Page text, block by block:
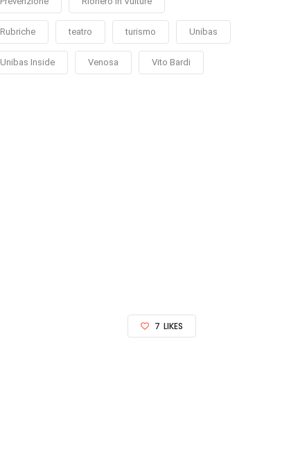
Rubriche teatro turismo Unibas
Unibas Inside Venosa Vito Bardi
7 LIKES